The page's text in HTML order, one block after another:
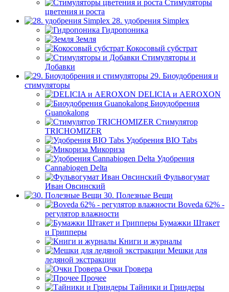
Стимуляторы
цветения и роста
28. удобрения Simplex
Гидропоника
Земля
Кокосовый субстрат
Стимуляторы и
Добавки
29. Биоудобрения и
стимуляторы
DELICIA и AEROXON
Биоудобрения
Guanokalong
Стимулятор
TRICHOMIZER
Удобрения BIO Tabs
Микориза
Удобрения
Cannabiogen Delta
Фульвогумат
Иван Овсинский
30. Полезные Вещи
Boveda 62% -
регулятор влажности
Бумажки Штакет
и Грипперы
Книги и журналы
Мешки для
ледяной экстракции
Очки Гровера
Прочее
Тайники и Гриндеры